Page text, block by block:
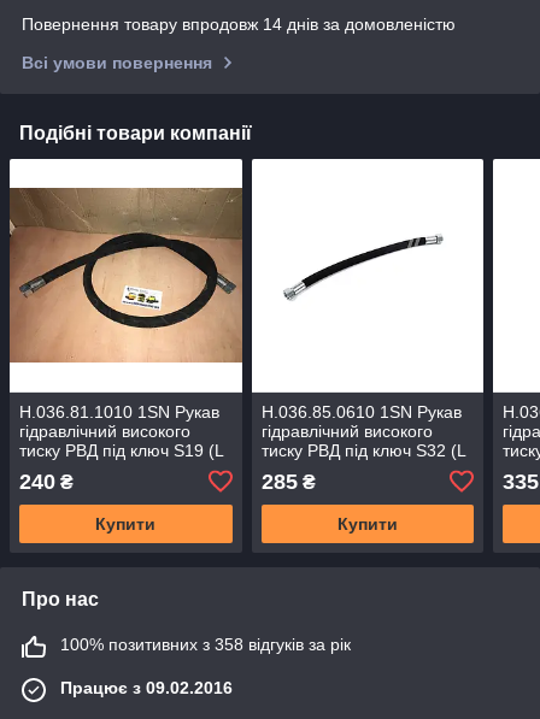
Повернення товару впродовж 14 днів за домовленістю
Всі умови повернення
Подібні товари компанії
Н.036.81.1010 1SN Рукав
гідравлічний високого
тиску РВД під ключ S19 (L
240 ₴
Купити
Н.036.85.0610 1SN Рукав
гідравлічний високого
тиску РВД під ключ S32 (L
285₴
Купити
335
Про нас
100% позитивних з 358 відгуків за рік
Працює з 09.02.2016